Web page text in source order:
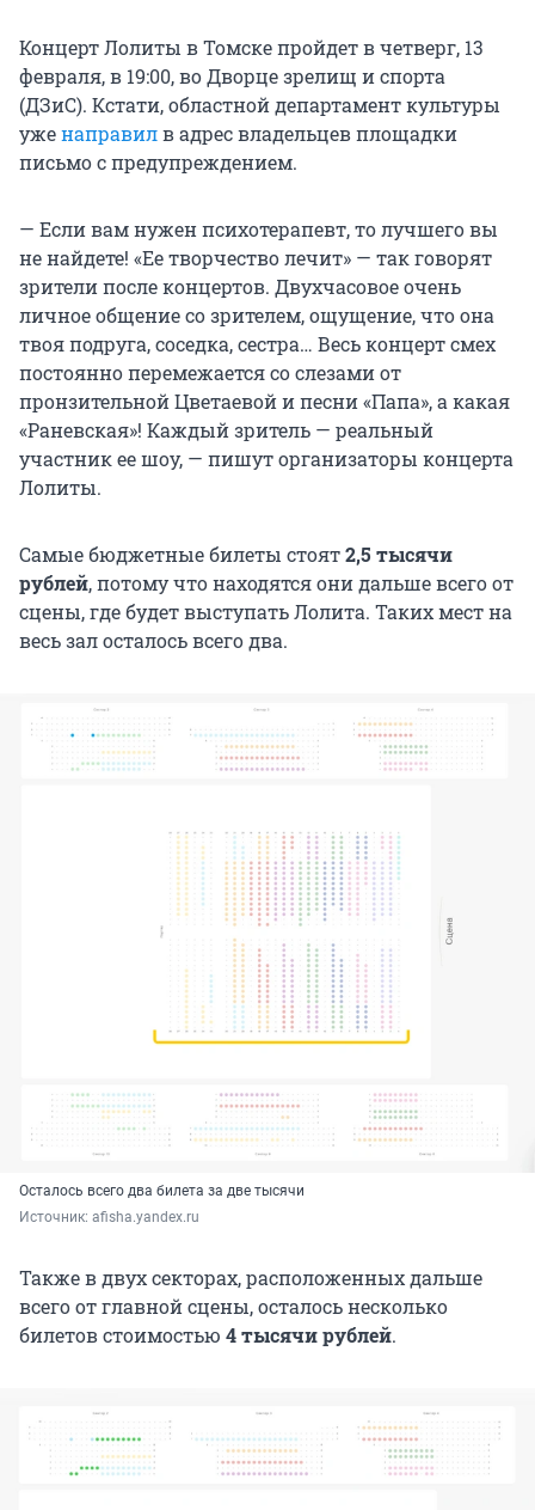
Концерт Лолиты в Томске пройдет в четверг, 13
февраля, в 19:00, во Дворце зрелищ и спорта
(ДЗиС). Кстати, областной департамент культуры
уженаправилв адрес владельцев площадки
письмо с предупреждением.
— Если вам нужен психотерапевт, то лучшего вы
не найдете! «Ее творчество лечит» — так говорят
зрители после концертов. Двухчасовое очень
личное общение со зрителем, ощущение, что она
твоя подруга, соседка, сестра… Весь концерт смех
постоянно перемежается со слезами от
пронзительной Цветаевой и песни «Папа», а какая
«Раневская»! Каждый зритель — реальный
участник ее шоу, — пишут организаторы концерта
Лолиты.
Самые бюджетные билеты стоят2,5 тысячи
рублей, потому что находятся они дальше всего от
сцены, где будет выступать Лолита. Таких мест на
весь зал осталось всего два.
Осталось всего два билета за две тысячи
Источник: afisha.yandex.ru
Также в двух секторах, расположенных дальше
всего от главной сцены, осталось несколько
билетов стоимостью 4 тысячи рублей.